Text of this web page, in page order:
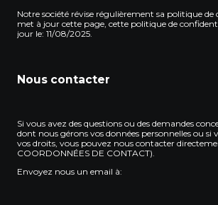
Notre société révise régulièrement sa politique
met à jour cette page, cette politique de
jour le: 11/08/2025.
Nous contacter
Si vous avez des questions ou des demandes
dont nous gérons vos données personnelles ou si
vos droits, vous pouvez nous contacter
COORDONNÉES DE CONTACT).
Envoyez nous un email à: